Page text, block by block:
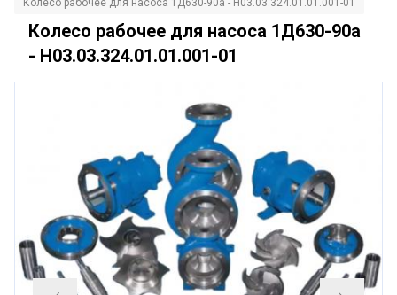
Колесо рабочее для насоса 1Д630-90а
- Н03.03.324.01.01.001-01